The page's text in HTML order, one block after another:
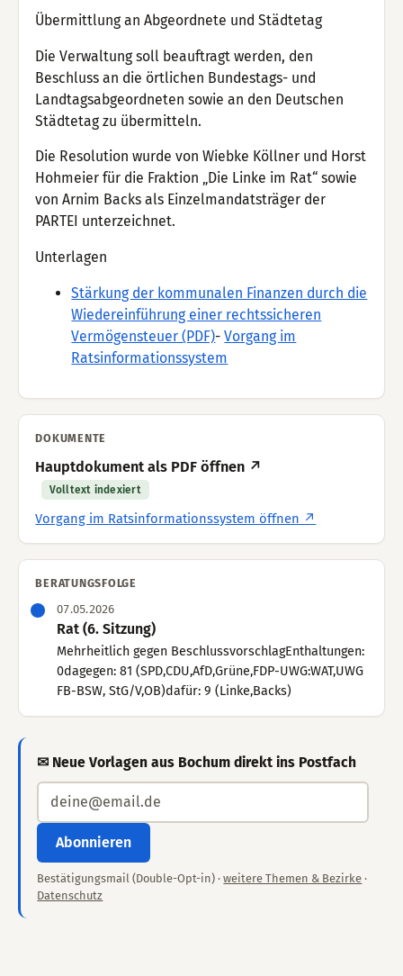
Übermittlung an Abgeordnete und Städtetag
Die Verwaltung soll beauftragt werden, den
Beschluss an die örtlichen Bundestags- und
Landtagsabgeordneten sowie an den Deutschen
Städtetag zu übermitteln.
Die Resolution wurde von Wiebke Köllner und Horst
Hohmeier für die Fraktion „Die Linke im Rat“ sowie
von Arnim Backs als Einzelmandatsträger der
PARTEI unterzeichnet.
Unterlagen
Stärkung der kommunalen Finanzen durch die
Wiedereinführung einer rechtssicheren
Vermögensteuer (PDF)-Vorgang im
Ratsinformationssystem
DOKUMENTE
Hauptdokument als PDF öffnen ↗
Volltext indexiert
Vorgang im Ratsinformationssystem öffnen ↗
BERATUNGSFOLGE
07.05.2026
Rat (6. Sitzung)
Mehrheitlich gegen BeschlussvorschlagEnthaltungen:
0dagegen: 81 (SPD,CDU,AfD,Grüne,FDP-UWG:WAT,UWG
FB-BSW, StG/V,OB)dafür: 9 (Linke,Backs)
✉ Neue Vorlagen aus Bochum direkt ins Postfach
Abonnieren
Bestätigungsmail (Double-Opt-in) ·weitere Themen & Bezirke ·
Datenschutz